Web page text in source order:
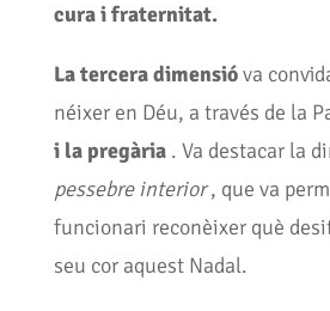
cura i fraternitat.
La tercera dimensióva
néixer en Déu, a través de la
i la pregària. Va destacar la
pessebre interior, que va
funcionari reconèixer què
seu cor aquest Nadal.